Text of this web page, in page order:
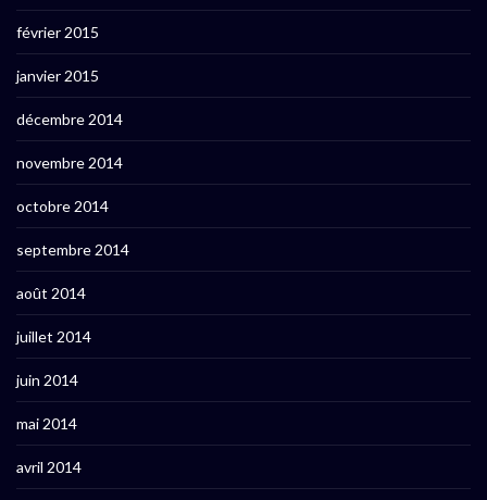
février 2015
janvier 2015
décembre 2014
novembre 2014
octobre 2014
septembre 2014
août 2014
juillet 2014
juin 2014
mai 2014
avril 2014